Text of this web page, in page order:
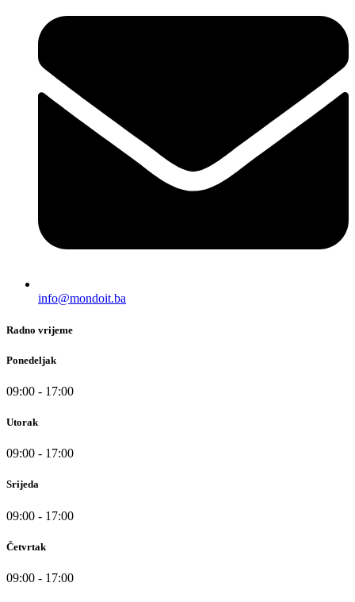
info@mondoit.ba
Radno vrijeme
Ponedeljak
09:00 - 17:00
Utorak
09:00 - 17:00
Srijeda
09:00 - 17:00
Četvrtak
09:00 - 17:00